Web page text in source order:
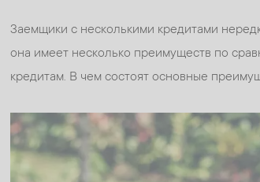
Заемщики с несколькими кредитами
она имеет несколько преимуществ по
кредитам. В чем состоят основные